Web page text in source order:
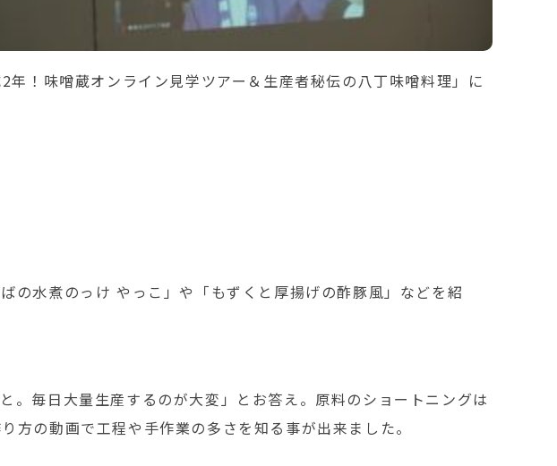
2年！味噌蔵オンライン見学ツアー＆生産者秘伝の八丁味噌料理」に
の水煮のっけ やっこ」や「もずくと厚揚げの酢豚風」などを紹
。毎日大量生産するのが大変」とお答え。原料のショートニングは
の動画で工程や手作業の多さを知る事が出来ました。